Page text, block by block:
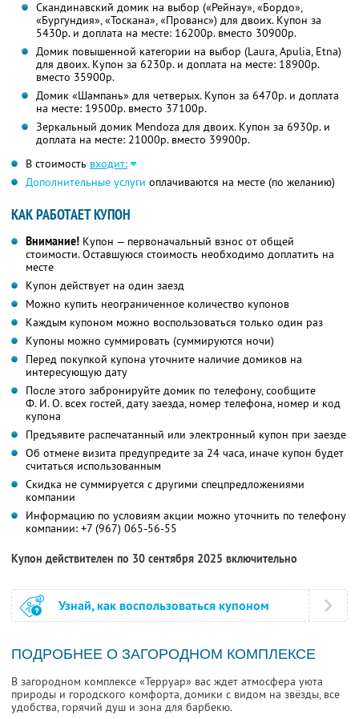
Скандинавский домик на выбор («Рейнау», «Бордо»,
«Бургундия», «Тоскана», «Прованс») для двоих. Купон за
5430р. и доплата на месте: 16200р. вместо 30900р.
Домик повышенной категории на выбор (Laura, Apulia, Etna)
для двоих. Купон за 6230р. и доплата на месте: 18900р.
вместо 35900р.
Домик «Шампань» для четверых. Купон за 6470р. и доплата
на месте: 19500р. вместо 37100р.
Зеркальный домик Mendoza для двоих. Купон за 6930р. и
доплата на месте: 21000р. вместо 39900р.
В стоимость входит:
Дополнительные услуги оплачиваются на месте (по желанию)
КАК РАБОТАЕТ КУПОН
Внимание! Купон — первоначальный взнос от общей
стоимости. Оставшуюся стоимость необходимо доплатить на
месте
Купон действует на один заезд
Можно купить неограниченное количество купонов
Каждым купоном можно воспользоваться только один раз
Купоны можно суммировать (суммируются ночи)
Перед покупкой купона уточните наличие домиков на
интересующую дату
После этого забронируйте домик по телефону, сообщите
Ф. И. О.всех гостей, дату заезда, номер телефона, номер и код
купона
Предъявите распечатанный или электронный купон при заезде
Об отмене визита предупредите за 24 часа, иначе купон будет
считаться использованным
Скидка не суммируется с другими спецпредложениями
компании
Информацию по условиям акции можно уточнить по телефону
компании: +7 (967) 065-56-55
Купон действителен по 30 сентября 2025 включительно
Узнай, как воспользоваться купоном
ПОДРОБНЕЕ О ЗАГОРОДНОМ КОМПЛЕКСЕ
В загородном комплексе «Терруар» вас ждет атмосфера уюта
природы и городского комфорта, домики с видом на звёзды, все
удобства, горячий душ и зона для барбекю.